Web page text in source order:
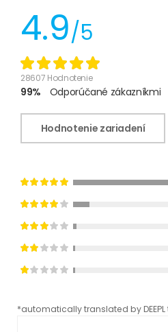
4.9/5
28607 Hodnotenie
99% Odporúčané zákazníkmi
Hodnotenie zariadení
*automatically translated by